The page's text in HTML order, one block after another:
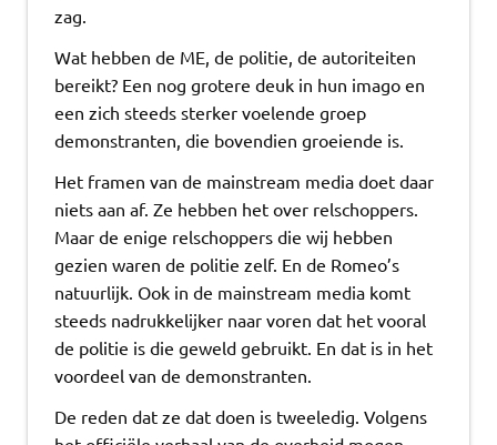
zag.
Wat hebben de ME, de politie, de autoriteiten
bereikt? Een nog grotere deuk in hun imago en
een zich steeds sterker voelende groep
demonstranten, die bovendien groeiende is.
Het framen van de mainstream media doet daar
niets aan af. Ze hebben het over relschoppers.
Maar de enige relschoppers die wij hebben
gezien waren de politie zelf. En de Romeo’s
natuurlijk. Ook in de mainstream media komt
steeds nadrukkelijker naar voren dat het vooral
de politie is die geweld gebruikt. En dat is in het
voordeel van de demonstranten.
De reden dat ze dat doen is tweeledig. Volgens